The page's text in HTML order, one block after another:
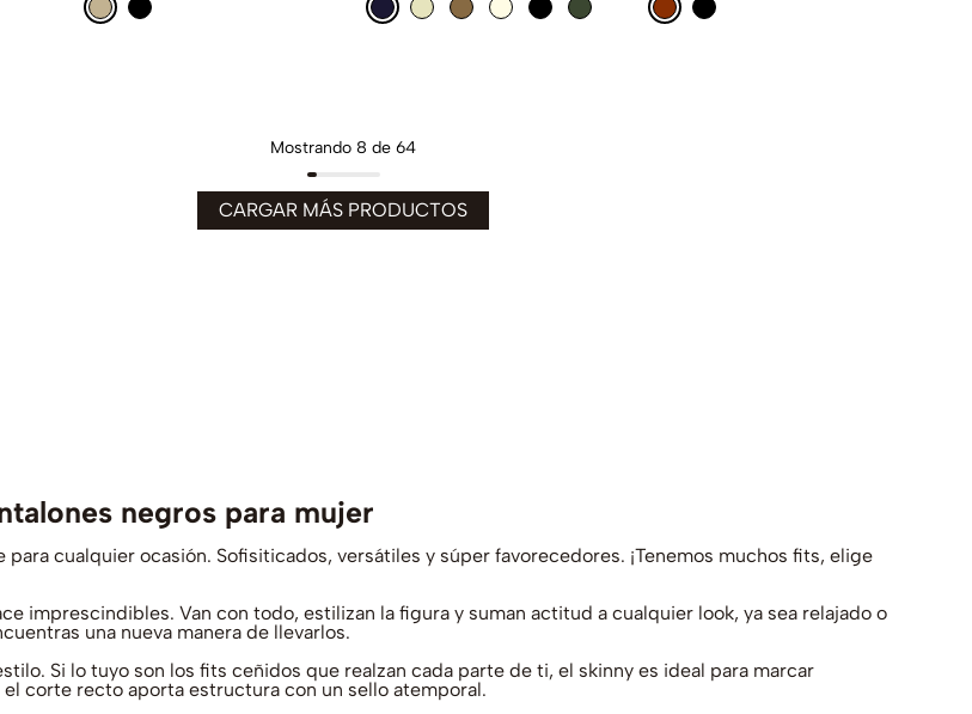
Mostrando8 de 64
negros para mujer
cualquier ocasión. Sofisiticados, versátiles y súper favorecedores. ¡Tenemos muchos fits, elige
imprescindibles. Van con todo, estilizan la figura y suman actitud a cualquier look, ya sea relajado o
una nueva manera de llevarlos.
Si lo tuyo son los fits ceñidos que realzan cada parte de ti, el skinny es ideal para marcar
corte recto aporta estructura con un sello atemporal.